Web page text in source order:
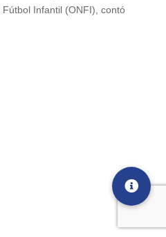
Infantil (ONFI), contó